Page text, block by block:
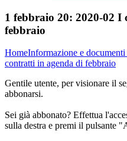
1 febbraio 20: 2020-02 I
febbraio
HomeInformazione e documenti
contratti in agenda di febbraio
Gentile utente, per visionare il
abbonarsi.
Sei già abbonato? Effettua
sulla destra e premi il pulsante